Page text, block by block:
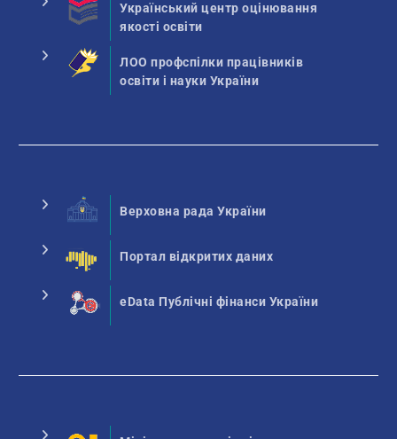
Український центр оцінювання
якості освіти
ЛОО профспілки працівників
освіти і науки України
Верховна рада України
Портал відкритих даних
eData Публічні фінанси України